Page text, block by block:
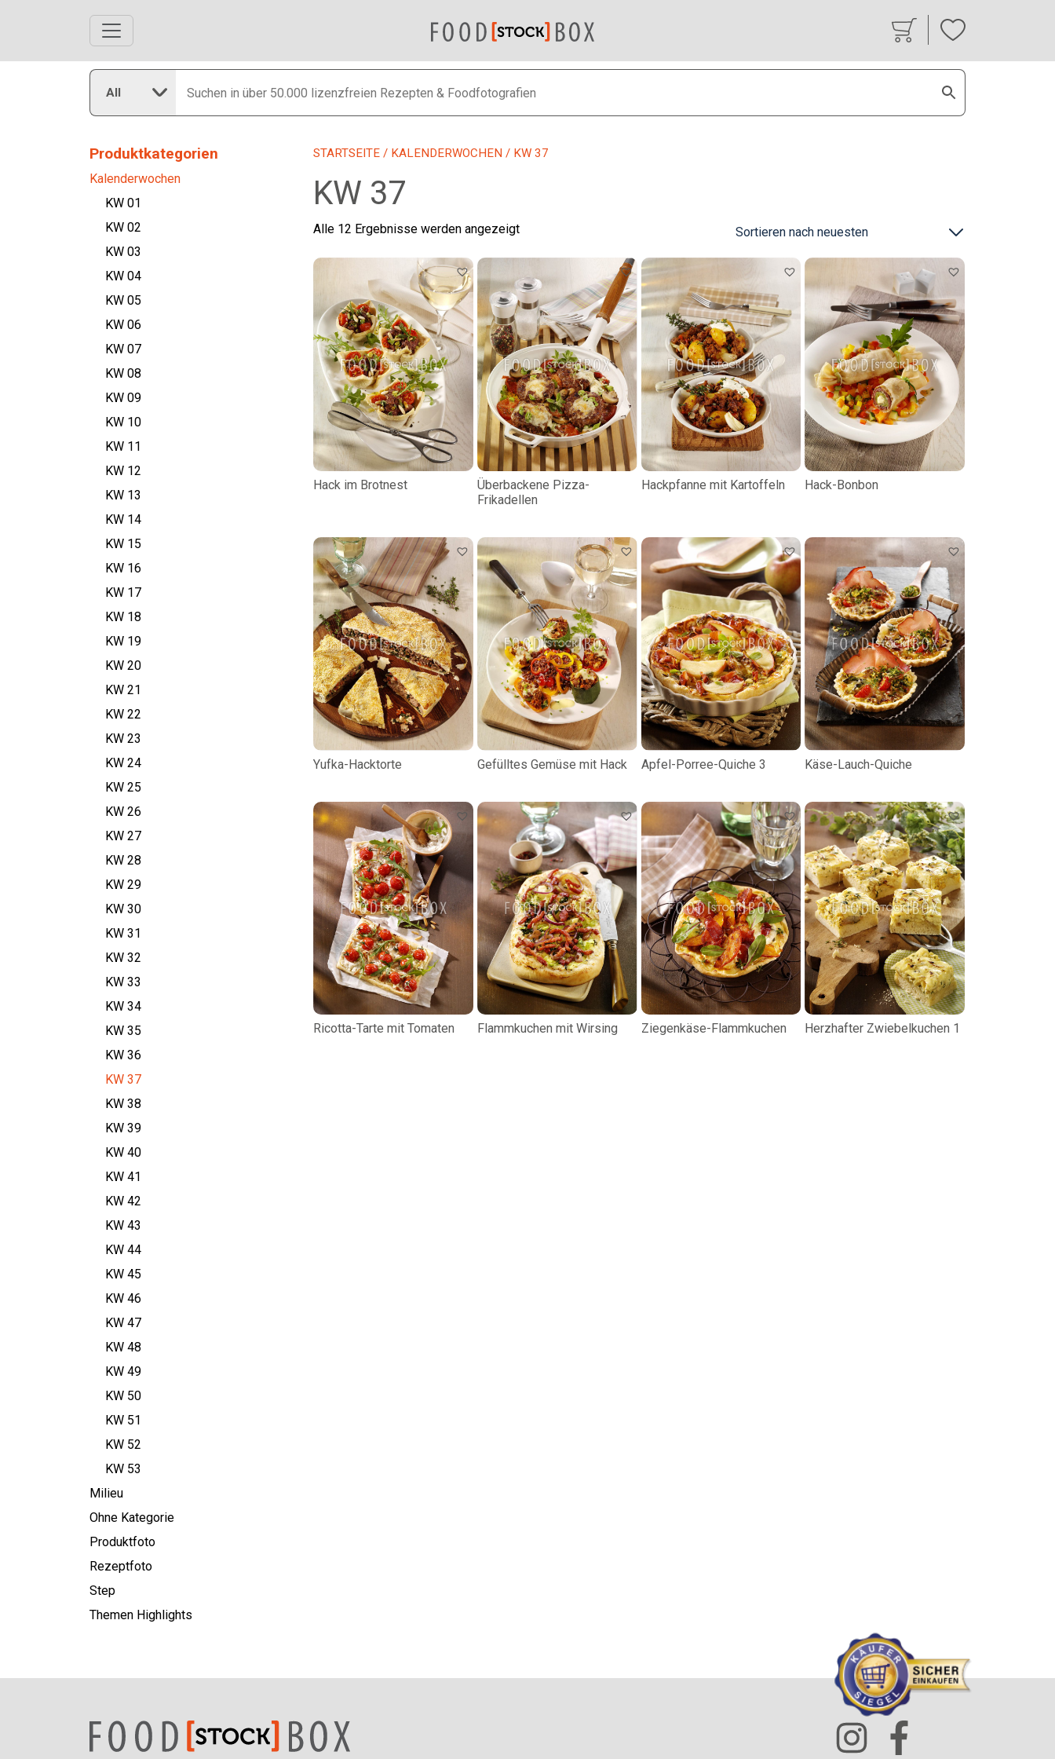
All
Produktkategorien
Kalenderwochen
KW 01
KW 02
KW 03
KW 04
KW 05
KW 06
KW 07
KW 08
KW 09
KW 10
KW 11
KW 12
KW 13
KW 14
KW 15
KW 16
KW 17
KW 18
KW 19
KW 20
KW 21
KW 22
KW 23
KW 24
KW 25
KW 26
KW 27
KW 28
KW 29
KW 30
KW 31
KW 32
KW 33
KW 34
KW 35
KW 36
KW 37
KW 38
KW 39
KW 40
KW 41
KW 42
KW 43
KW 44
KW 45
KW 46
KW 47
KW 48
KW 49
KW 50
KW 51
KW 52
KW 53
Milieu
Ohne Kategorie
Produktfoto
Rezeptfoto
Step
Themen Highlights
STARTSEITE / KALENDERWOCHEN / KW 37
KW 37
Alle 12 Ergebnisse werden angezeigtNach
Hack im Brotnest
Überbackene Pizza-
Frikadellen
Hackpfanne mit Kartoffeln Hack-Bonbon
Yufka-Hacktorte Gefülltes Gemüse mit Hack Apfel-Porree-Quiche 3 Käse-Lauch-Quiche
Ricotta-Tarte mit Tomaten Flammkuchen mit Wirsing Ziegenkäse-Flammkuchen Herzhafter Zwiebelkuchen 1